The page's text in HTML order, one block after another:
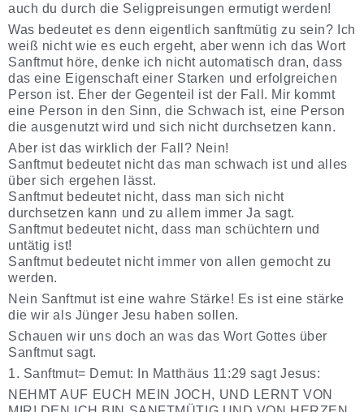
auch du durch die Seligpreisungen ermutigt werden!
Was bedeutet es denn eigentlich sanftmütig zu sein? Ich
weiß nicht wie es euch ergeht, aber wenn ich das Wort
Sanftmut höre, denke ich nicht automatisch dran, dass
das eine Eigenschaft einer Starken und erfolgreichen
Person ist. Eher der Gegenteil ist der Fall. Mir kommt
eine Person in den Sinn, die Schwach ist, eine Person
die ausgenutzt wird und sich nicht durchsetzen kann.
Aber ist das wirklich der Fall? Nein!
Sanftmut bedeutet nicht das man schwach ist und alles
über sich ergehen lässt.
Sanftmut bedeutet nicht, dass man sich nicht
durchsetzen kann und zu allem immer Ja sagt.
Sanftmut bedeutet nicht, dass man schüchtern und
untätig ist!
Sanftmut bedeutet nicht immer von allen gemocht zu
werden.
Nein Sanftmut ist eine wahre Stärke! Es ist eine stärke
die wir als Jünger Jesu haben sollen.
Schauen wir uns doch an was das Wort Gottes über
Sanftmut sagt.
1. Sanftmut= Demut: In Matthäus 11:29 sagt Jesus:
NEHMT AUF EUCH MEIN JOCH, UND LERNT VON